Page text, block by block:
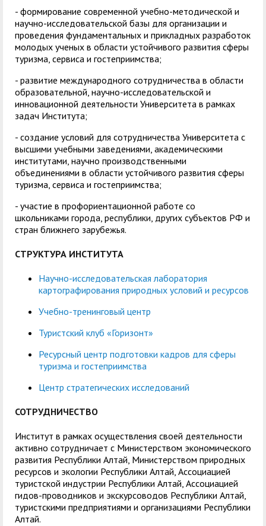
- формирование современной учебно-методической и
научно-исследовательской базы для организации и
проведения фундаментальных и прикладных разработок
молодых ученых в области устойчивого развития сферы
туризма, сервиса и гостеприимства;
- развитие международного сотрудничества в области
образовательной, научно-исследовательской и
инновационной деятельности Университета в рамках
задач Института;
- создание условий для сотрудничества Университета с
высшими учебными заведениями, академическими
институтами, научно производственными
объединениями в области устойчивого развития сферы
туризма, сервиса и гостеприимства;
- участие в профориентационной работе со
школьниками города, республики, других субъектов РФ и
стран ближнего зарубежья.
СТРУКТУРА ИНСТИТУТА
Научно-исследовательская лаборатория
картографирования природных условий и ресурсов
Учебно-тренинговый центр
Туристский клуб «Горизонт»
Ресурсный центр подготовки кадров для сферы
туризма и гостеприимства
Центр стратегических исследований
СОТРУДНИЧЕСТВО
Институт в рамках осуществления своей деятельности
активно сотрудничает с Министерством экономического
развития Республики Алтай, Министерством природных
ресурсов и экологии Республики Алтай, Ассоциацией
туристской индустрии Республики Алтай, Ассоциацией
гидов-проводников и экскурсоводов Республики Алтай,
туристскими предприятиями и организациями Республики
Алтай.